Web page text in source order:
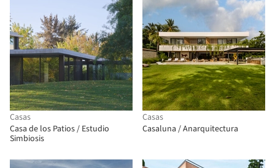
Casas
Casa de los Patios / Estudio
Simbiosis
Casas
Casaluna / Anarquitectura